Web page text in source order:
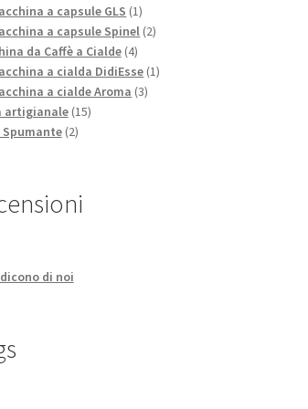
a capsule GLS 11
prodotto
a capsule Spinel 22
da Caffè a Cialde 44
prodotti
a cialda DidiEsse 11
a cialde Aroma 33
artigianale 1515
Spumante 22
di noi